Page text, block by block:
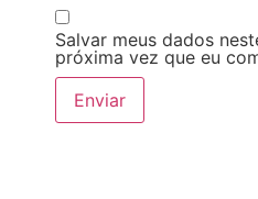
Salvar meus dados
próxima vez que eu